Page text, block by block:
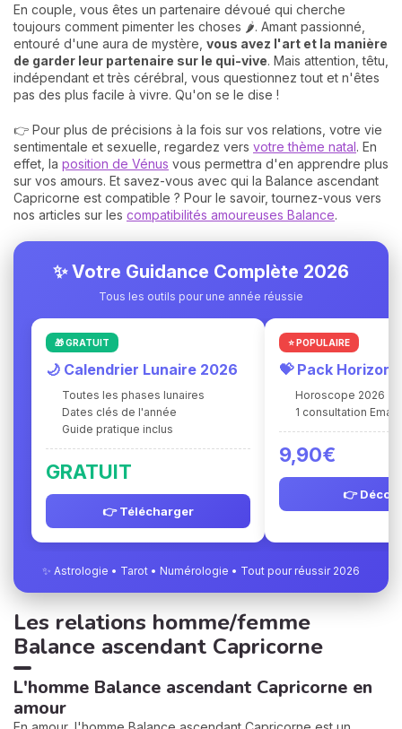
En couple, vous êtes un partenaire dévoué qui cherche
toujours comment pimenter les choses 🌶️. Amant passionné,
entouré d'une aura de mystère, vous avez l'art et la manière
de garder leur partenaire sur le qui-vive. Mais attention, têtu,
indépendant et très cérébral, vous questionnez tout et n'êtes
pas des plus facile à vivre. Qu'on se le dise !
👉 Pour plus de précisions à la fois sur vos relations, votre vie
sentimentale et sexuelle, regardez vers votre thème natal. En
effet, la position de Vénus vous permettra d'en apprendre plus
sur vos amours. Et savez-vous avec qui la Balance ascendant
Capricorne est compatible ? Pour le savoir, tournez-vous vers
nos articles sur les compatibilités amoureuses Balance.
✨ Votre Guidance Complète 2026
Tous les outils pour une année réussie
🎁 GRATUIT
🌙 Calendrier Lunaire 2026
Toutes les phases lunaires
Dates clés de l'année
Guide pratique inclus
GRATUIT
👉 Télécharger
⭐ POPULAIRE
💝 Pack Horizon
Horoscope 2026
1 consultation Ema
9,90€
👉
✨ Astrologie • Tarot • Numérologie • Tout pour réussir 2026
Les relations homme/femme
Balance ascendant Capricorne
L'homme Balance ascendant Capricorne en
amour